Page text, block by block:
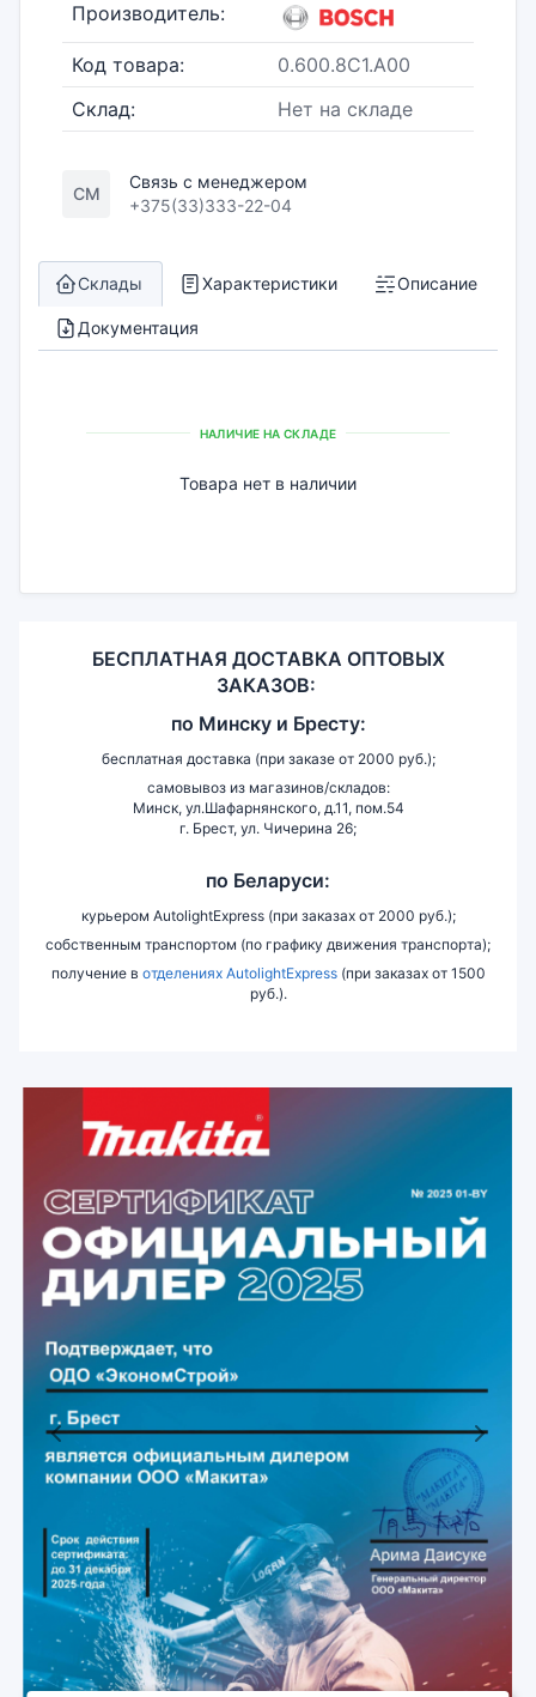
Производитель:
Код товара:
0.600.8C1.A00
Склад:
Нет на складе
СМ
Связь с менеджером
+375(33)333-22-04
Склады Характеристики Описание
Документация
НАЛИЧИЕ НА СКЛАДЕ
Товара нет в наличии
БЕСПЛАТНАЯ ДОСТАВКА ОПТОВЫХ
ЗАКАЗОВ:
по Минску и Бресту:
бесплатная доставка (при заказе от 2000 руб.);
самовывоз из магазинов/складов:
Минск, ул.Шафарнянского, д.11, пом.54
г. Брест, ул. Чичерина 26;
по Беларуси:
курьером AutolightExpress (при заказах от 2000 руб.);
собственным транспортом (по графику движения транспорта);
получение в отделениях AutolightExpress(при заказах от 1500
руб.).
Previous Next